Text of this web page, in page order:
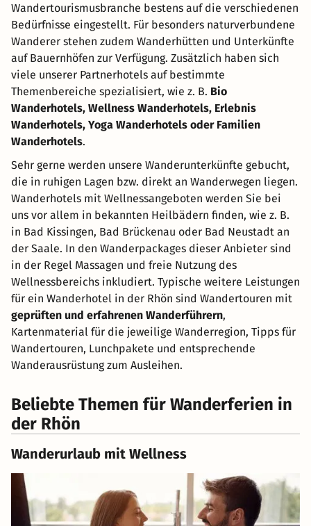
Wandertourismusbranche bestens auf die verschiedenen
Bedürfnisse eingestellt. Für besonders naturverbundene
Wanderer stehen zudem Wanderhütten und Unterkünfte
auf Bauernhöfen zur Verfügung. Zusätzlich haben sich
viele unserer Partnerhotels auf bestimmte
Themenbereiche spezialisiert, wie z. B. Bio
Wanderhotels, Wellness Wanderhotels, Erlebnis
Wanderhotels, Yoga Wanderhotels oder Familien
Wanderhotels.
Sehr gerne werden unsere Wanderunterkünfte gebucht,
die in ruhigen Lagen bzw. direkt an Wanderwegen liegen.
Wanderhotels mit Wellnessangeboten werden Sie bei
uns vor allem in bekannten Heilbädern finden, wie z. B.
in Bad Kissingen, Bad Brückenau oder Bad Neustadt an
der Saale. In den Wanderpackages dieser Anbieter sind
in der Regel Massagen und freie Nutzung des
Wellnessbereichs inkludiert. Typische weitere Leistungen
für ein Wanderhotel in der Rhön sind Wandertouren mit
geprüften und erfahrenen Wanderführern,
Kartenmaterial für die jeweilige Wanderregion, Tipps für
Wandertouren, Lunchpakete und entsprechende
Wanderausrüstung zum Ausleihen.
Beliebte Themen für Wanderferien in
der Rhön
Wanderurlaub mit Wellness